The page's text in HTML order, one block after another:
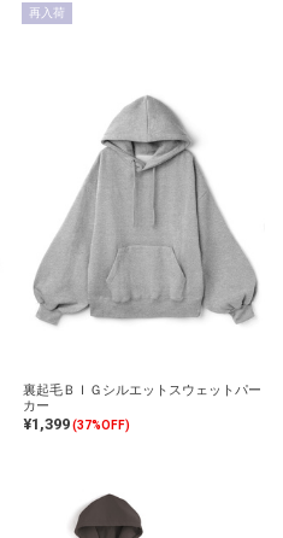
再入荷
裏起毛ＢＩＧシルエットスウェットパー
カー
¥1,399(37%OFF)